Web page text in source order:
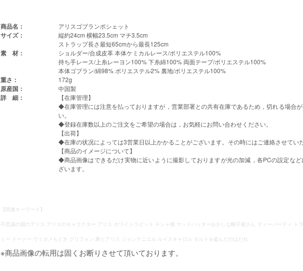
商品名： アリスゴブランポシェット
サイズ：
縦約24cm 横幅23.5cm マチ3.5cm
ストラップ長さ最短65cmから最長125cm
素 材：
ショルダー/合成皮革 本体ケミカルレース/ポリエステル100%
持ち手レース/上糸レーヨン100% 下糸綿100% 両面テープ/ポリエステル100%
本体ゴブラン/綿98% ポリエステル2% 裏地/ポリエステル100%
重さ： 172g
原産国： 中国製
詳 細：
【在庫管理】
◆在庫管理には注意を払っておりますが，営業部署との共有在庫であるため，切れる場合
い。
◆登録在庫数以上のご注文をご希望の場合は，お気軽にお問い合わせください。
【出荷】
◆在庫の状况によっては3営業日以上かかることがございます。その時にはご連絡させていた
【商品のイメージについて】
◆商品画像はできるだけ実物に近いように撮影しておりますが光の加減，各PCの設定な
ざいます。
【関連キーワード】
不思議の国のアリス アリスのキャラクター アリス ホワイトラビット チシャ猫 マッドハッターおかしな帽子屋さん ティーパーティ ト
ミー ドードー ウミガメもどき グリフォン 豚とアリス ジョンテニエル ルイスキャロル タルトを盗んだのはだれ
※商品画像の転用は固くお断りさせて頂いております。